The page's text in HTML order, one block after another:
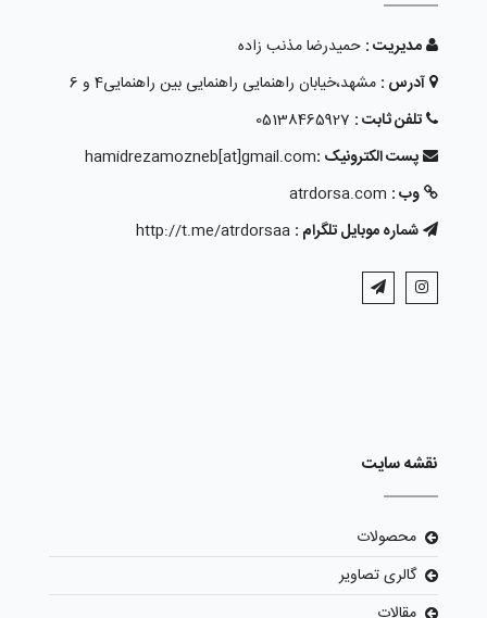
مدیریت : حمیدرضا مذنب زاده
آدرس : مشهد،خیابان راهنمایی راهنمایی بین راهنمایی4 و 6
تلفن ثابت : 05138465927
پست الکترونیک :hamidrezamozneb[at]gmail.com
وب : atrdorsa.com
شماره موبایل تلگرام :
نقشه سایت
محصولات
گالری تصاویر